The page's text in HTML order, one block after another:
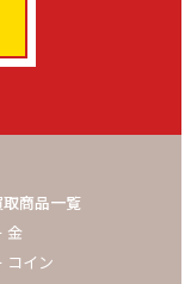
取商品一覧
金
コイン